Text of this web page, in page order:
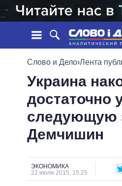
ЛЕНТА
СОБЫТИЯ
СТАТЬИ
МНЕНИЯ
ОБЗОРЫ
ДАЙДЖЕСТЫ
ВСЕ ПОЛИТИКИ
ПРЕЗИДЕНТ И ОФИС
ВЕРХОВНАЯ РАДА
КАБИНЕТ МИНИСТРОВ
Слово и Дело›Лента
Украина
достаточно
следующую
Демчишин
ЭКОНОМИКА
22 июля 2015, 15:25